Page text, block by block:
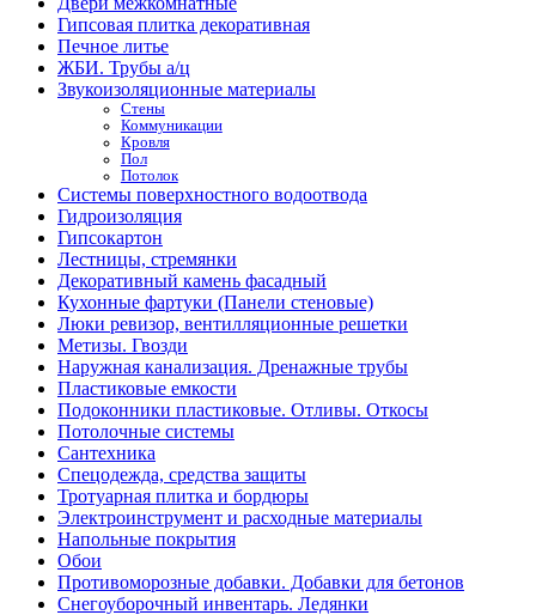
Гипсовая плитка декоративная
Печное литье
ЖБИ. Трубы а/ц
Звукоизоляционные материалы
Стены
Коммуникации
Кровля
Пол
Потолок
Системы поверхностного водоотвода
Гидроизоляция
Гипсокартон
Лестницы, стремянки
Декоративный камень фасадный
Кухонные фартуки (Панели стеновые)
Люки ревизор, вентилляционные решетки
Метизы. Гвозди
Наружная канализация. Дренажные трубы
Пластиковые емкости
Подоконники пластиковые. Отливы. Откосы
Потолочные системы
Сантехника
Спецодежда, средства защиты
Тротуарная плитка и бордюры
Электроинструмент и расходные материалы
Напольные покрытия
Обои
Противоморозные добавки. Добавки для бетонов
Снегоуборочный инвентарь. Ледянки